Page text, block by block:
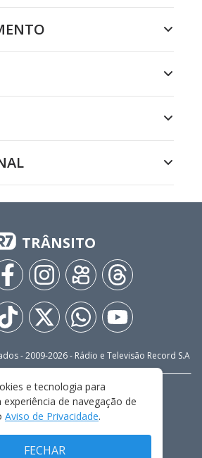
TRÂNSITO
- 2009-2026- Rádio e Televisão Record S.A
FALE CONOSCO
PRIVACIDADE
E CONDIÇÕES DE USO
e tecnologia para
de navegação de
Aviso de Privacidade.
FECHAR